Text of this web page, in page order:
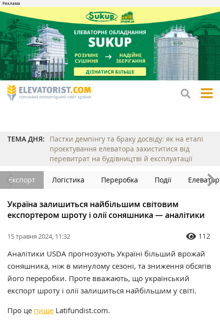
ТЕМА ДНЯ:
Пастки демпінгу та браку досвіду: як на етапі
проєктування елеватора захиститися від
перевитрат на будівництві й експлуатації
Експорт Логістика Переробка Події
Україна залишиться найбільшим світовим
експортером шроту і олії соняшника — аналітики
15 травня 2024, 11:32 112
Аналітики USDA прогнозують Україні більший врожай
соняшника, ніж в минулому сезоні, та зниження обсягів
його переробки. Проте вважають, що український
експорт шроту і олії залишиться найбільшим у світі.
Про це пише Latifundist.com.